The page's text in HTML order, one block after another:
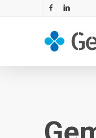
to
facebooklinkedin